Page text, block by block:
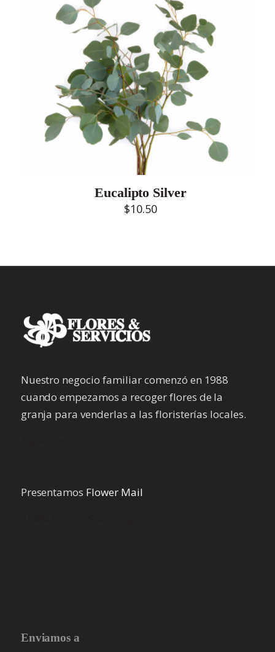
Eucalipto Silver
$10.50
Nuestro negocio familiar comenzó en 1988
cuando empezamos a recoger flores de la
granja para venderlas a las floristerías locales.
Presentamos Flower Mail
Enviamos a